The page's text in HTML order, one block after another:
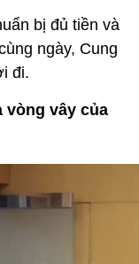
bị đủ tiền và
ngày, Cung
đi.
vây của